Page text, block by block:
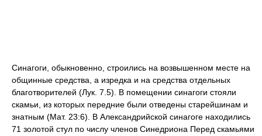
Синагоги, обыкновенно, строились на возвышенном месте на
общинные средства, а изредка и на средства отдельных
благотворителей (Лук. 7.5). В помещении синагоги стояли
скамьи, из которых передние были отведены старейшинам и
знатным (Мат. 23:6). В Александрийской синагоге находились
71 золотой стул по числу членов Синедриона Перед скамьями